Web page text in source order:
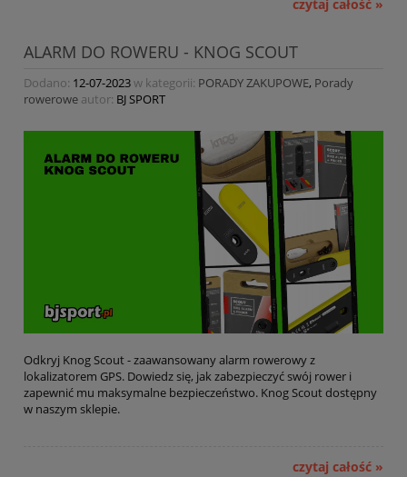
czytaj całość »
ALARM DO ROWERU - KNOG SCOUT
Dodano: 12-07-2023w kategorii: PORADY ZAKUPOWE, Porady
rowerowe autor: BJ SPORT
Odkryj Knog Scout - zaawansowany alarm rowerowy z
lokalizatorem GPS. Dowiedz się, jak zabezpieczyć swój rower i
zapewnić mu maksymalne bezpieczeństwo. Knog Scout dostępny
w naszym sklepie.
czytaj całość »